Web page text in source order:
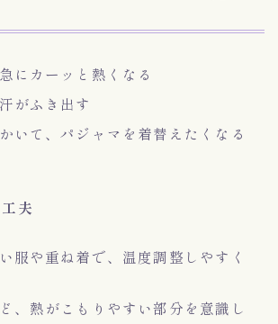
にカーッと熱くなる
がふき出す
いて、パジャマを着替えたくなる
夫
服や重ね着で、温度調整しやすく
、熱がこもりやすい部分を意識し